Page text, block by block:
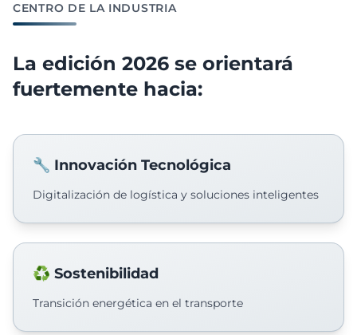
CENTRO DE LA INDUSTRIA
La edición 2026 se orientará
fuertemente hacia:
🔧 Innovación Tecnológica
Digitalización de logística y soluciones inteligentes
♻️ Sostenibilidad
Transición energética en el transporte